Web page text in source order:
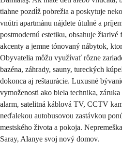
tiahne pozdĺž pobrežia a poskytuje
vnútri apartmánu nájdete útulné a
postmodernú estetiku, obsahuje žiarivé
akcenty a jemne tónovaný nábytok,
Obyvatelia môžu využívať rôzne
bazéna, záhrady, sauny, tureckých
dokonca aj reštaurácie. Luxusné
vymoženosti ako biela technika,
alarm, satelitná káblová TV, CCTV
neďalekou autobusovou zastávkou
mestského života a pokoja.
Saray, Alanye svoj nový domov.